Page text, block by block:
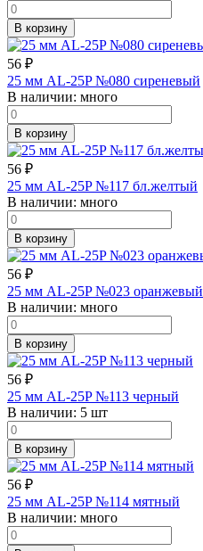
В корзину
56 ₽
25 мм AL-25P №080 сиреневый
В наличии: много
В корзину
56 ₽
25 мм AL-25P №117 бл.желтый
В наличии: много
В корзину
56 ₽
25 мм AL-25P №023 оранжевый
В наличии: много
В корзину
56 ₽
25 мм AL-25P №113 черный
В наличии: 5 шт
В корзину
56 ₽
25 мм AL-25P №114 мятный
В наличии: много